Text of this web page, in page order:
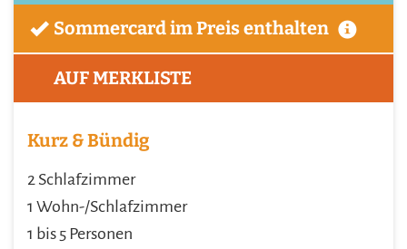
Sommercard im Preis enthalten
AUF MERKLISTE
Kurz & Bündig
2 Schlafzimmer
1 Wohn-/Schlafzimmer
1 bis 5 Personen